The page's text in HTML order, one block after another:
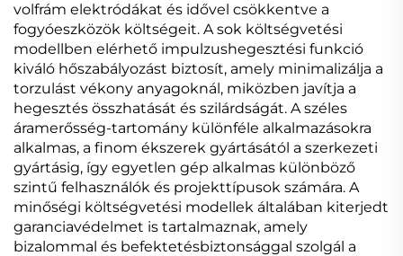
volfrám elektródákat és idővel csökkentve a
fogyóeszközök költségeit. A sok költségvetési
modellben elérhető impulzushegesztési funkció
kiváló hőszabályozást biztosít, amely minimalizálja a
torzulást vékony anyagoknál, miközben javítja a
hegesztés összhatását és szilárdságát. A széles
áramerősség-tartomány különféle alkalmazásokra
alkalmas, a finom ékszerek gyártásától a szerkezeti
gyártásig, így egyetlen gép alkalmas különböző
szintű felhasználók és projekttípusok számára. A
minőségi költségvetési modellek általában kiterjedt
garanciavédelmet is tartalmaznak, amely
bizalommal és befektetésbiztonsággal szolgál a